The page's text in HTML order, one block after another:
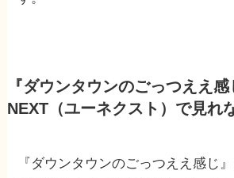
『ダウンタウンのごっつええ
NEXT（ユーネクスト）で見れ
『ダウンタウンのごっつええ感じ